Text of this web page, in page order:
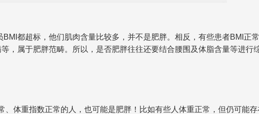
都超标，他们肌肉含量比较多，并不是肥胖。相反，有些患者BMI正
等，属于肥胖范畴。所以，是否肥胖往往还要结合腰围及体脂含量等进行
体重指数正常的人，也可能是肥胖！比如有些人体重正常，但仍可能